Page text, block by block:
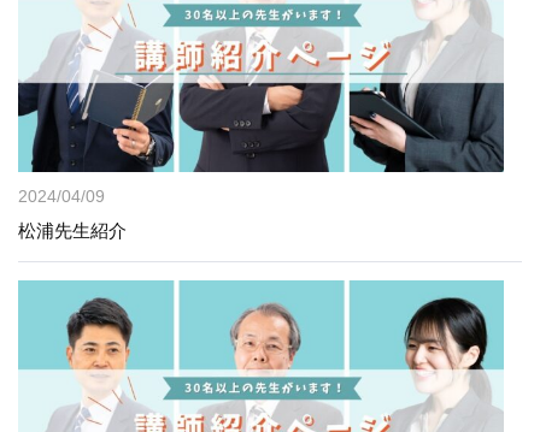
2024/04/09
松浦先生紹介